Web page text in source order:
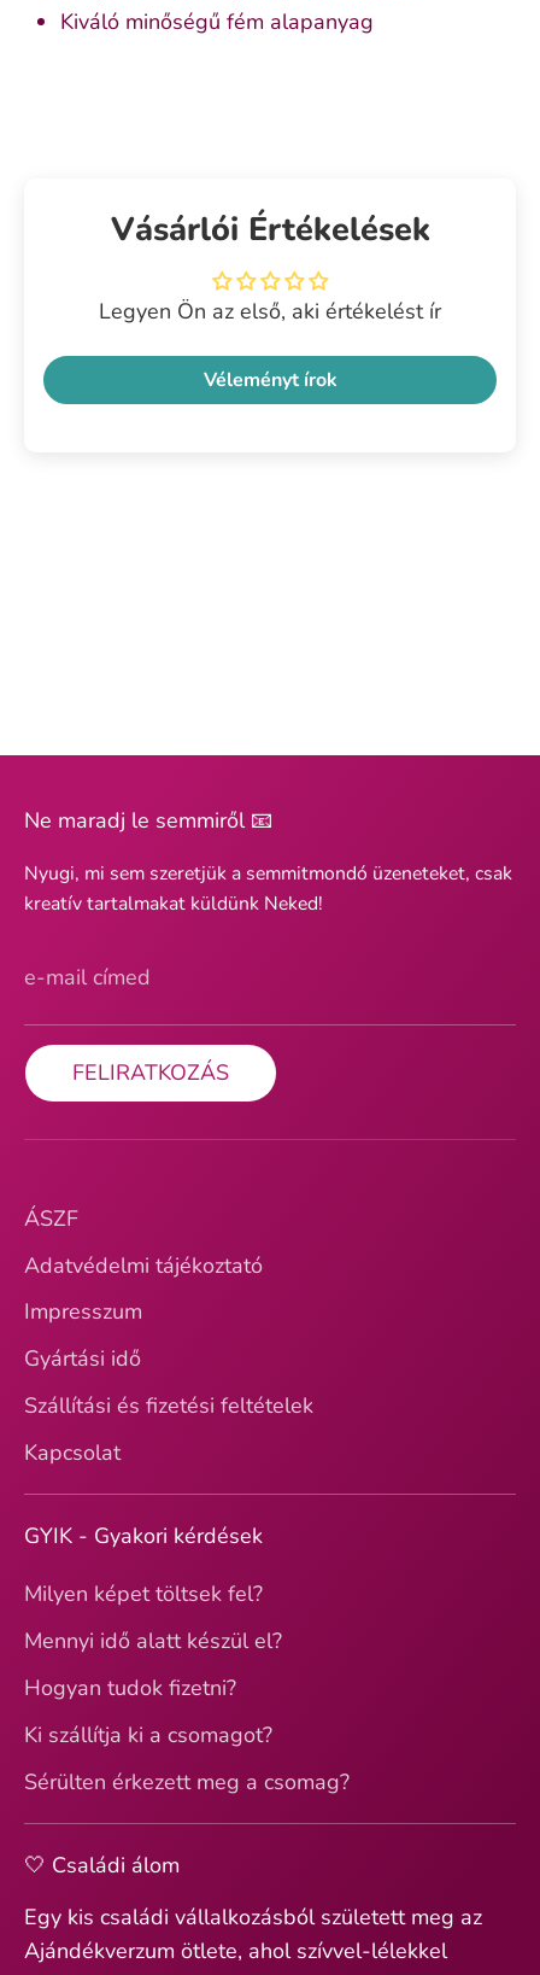
Kiváló minőségű fém alapanyag
Vásárlói Értékelések
Legyen Ön az első, aki értékelést ír
Véleményt írok
Ne maradj le semmiről 📧
Nyugi, mi sem szeretjük a semmitmondó üzeneteket, csak
kreatív tartalmakat küldünk Neked!
e-mail címed
FELIRATKOZÁS
ÁSZF
Adatvédelmi tájékoztató
Impresszum
Gyártási idő
Szállítási és fizetési feltételek
Kapcsolat
GYIK - Gyakori kérdések
Milyen képet töltsek fel?
Mennyi idő alatt készül el?
Hogyan tudok fizetni?
Ki szállítja ki a csomagot?
Sérülten érkezett meg a csomag?
🤍 Családi álom
Egy kis családi vállalkozásból született meg az
Ajándékverzum ötlete, ahol szívvel-lélekkel